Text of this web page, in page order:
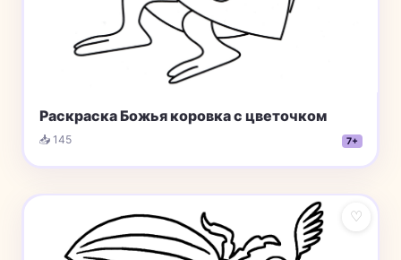
Раскраска Божья коровка с цветочком
📥 145 7+
♡